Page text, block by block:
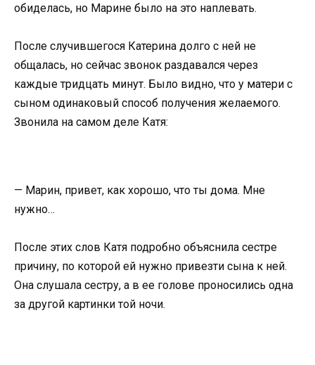
обиделась, но Марине было на это наплевать.
После случившегося Катерина долго с ней не
общалась, но сейчас звонок раздавался через
каждые тридцать минут. Было видно, что у матери с
сыном одинаковый способ получения желаемого.
Звонила на самом деле Катя:
— Марин, привет, как хорошо, что ты дома. Мне
нужно…
После этих слов Катя подробно объяснила сестре
причину, по которой ей нужно привезти сына к ней.
Она слушала сестру, а в ее голове проносились одна
за другой картинки той ночи.